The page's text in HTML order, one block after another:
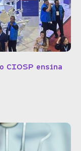
CIOSP ensina